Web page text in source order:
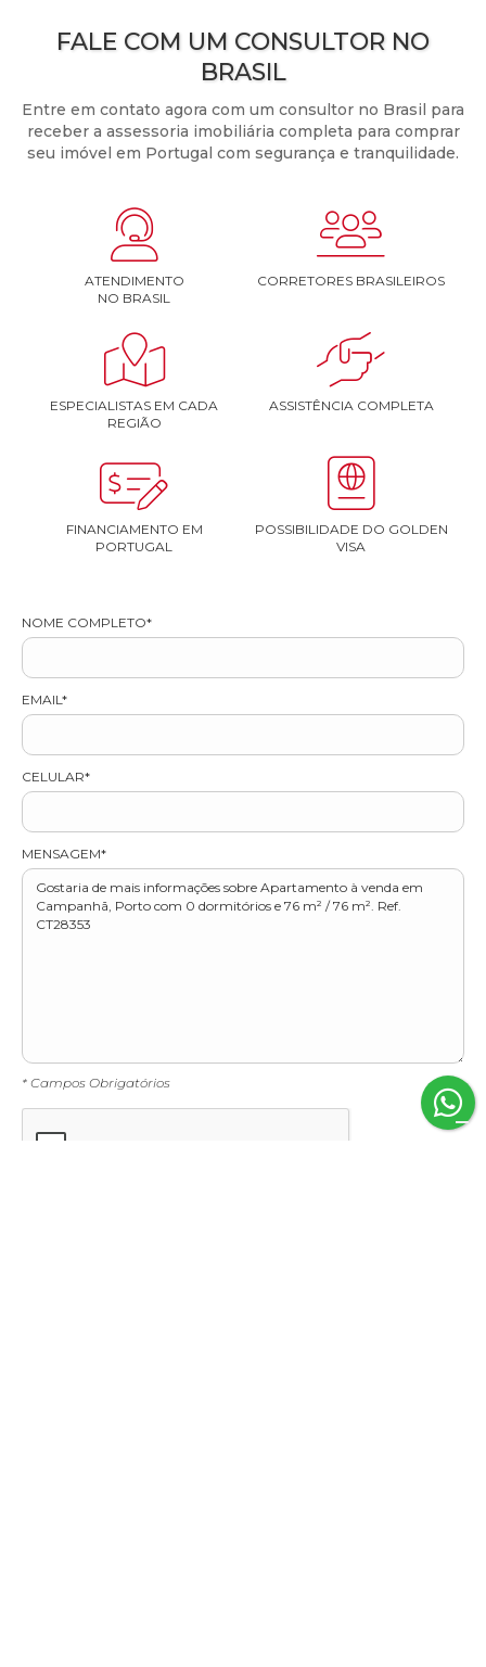

FALE COM UM CONSULTOR NO
BRASIL
Entre em contato agora com um consultor no Brasil para
receber a assessoria imobiliária completa para comprar
seu imóvel em Portugal com segurança e tranquilidade.

ATENDIMENTO
NO BRASIL

CORRETORES BRASILEIROS

ESPECIALISTAS EM CADA
REGIÃO

ASSISTÊNCIA COMPLETA

FINANCIAMENTO EM
PORTUGAL

POSSIBILIDADE DO GOLDEN
VISA
NOME COMPLETO*
EMAIL*
CELULAR*
MENSAGEM*
* Campos Obrigatórios